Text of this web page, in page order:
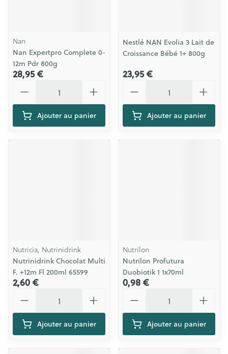
Nan
Nan Expertpro Complete 0-
12m Pdr 800g
28,95 €
Ajouter au panier
Nestlé NAN Evolia 3 Lait de
Croissance Bébé 1+ 800g
23,95 €
Ajouter au panier
Nutricia, Nutrinidrink
Nutrinidrink Chocolat Multi
F. +12m Fl 200ml 65599
2,60 €
Ajouter au panier
Nutrilon
Nutrilon Profutura
Duobiotik 1 1x70ml
0,98 €
Ajouter au panier